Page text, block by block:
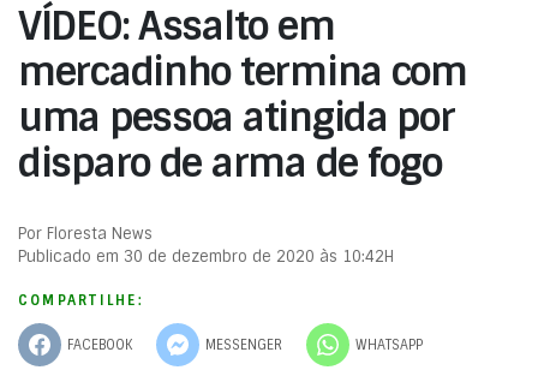
VÍDEO: Assalto em
mercadinho termina com
uma pessoa atingida por
disparo de arma de fogo
Por Floresta News
Publicado em 30 de dezembro de 2020 às 10:42H
COMPARTILHE:
FACEBOOK MESSENGER WHATSAPP